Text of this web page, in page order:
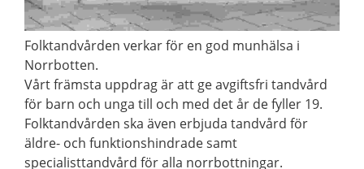
Folktandvården verkar för en god munhälsa i
Norrbotten.
Vårt främsta uppdrag är att ge avgiftsfri tandvård
för barn och unga till och med det år de fyller 19.
Folktandvården ska även erbjuda tandvård för
äldre- och funktionshindrade samt
specialisttandvård för alla norrbottningar.